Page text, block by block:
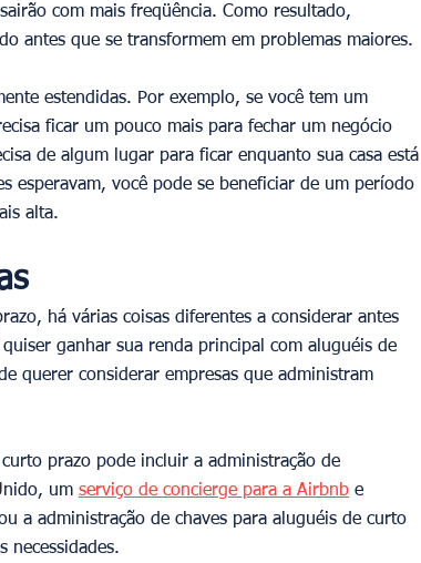
com mais freqüência. Como resultado,
antes que se transformem em problemas maiores.
estendidas. Por exemplo, se você tem um
ficar um pouco mais para fechar um negócio
de algum lugar para ficar enquanto sua casa está
esperavam, você pode se beneficiar de um período
alta.
há várias coisas diferentes a considerar antes
ganhar sua renda principal com aluguéis de
querer considerar empresas que administram
prazo pode incluir a administração de
um serviço de concierge para a Airbnb e
a administração de chaves para aluguéis de curto
necessidades.